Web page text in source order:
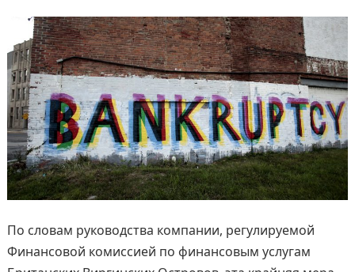
По словам руководства компании, регулируемой
Финансовой комиссией по финансовым услугам